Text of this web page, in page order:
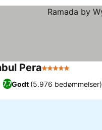
Pera5 Stjerner
7,7Godt (5.976 bedømmelser)